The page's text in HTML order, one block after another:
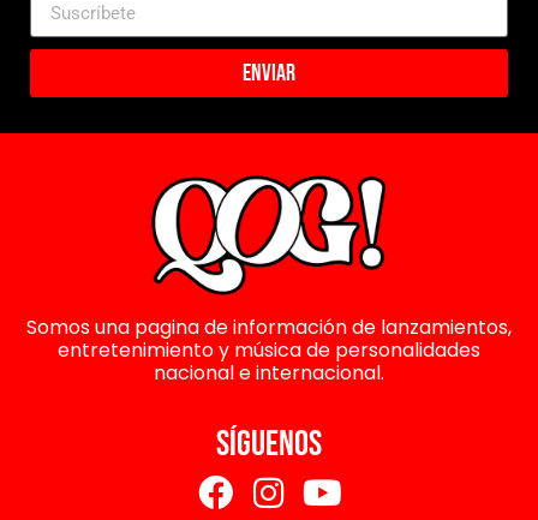
Enviar
Somos una pagina de información de lanzamientos,
entretenimiento y música de personalidades
nacional e internacional.
SÍGUENOS